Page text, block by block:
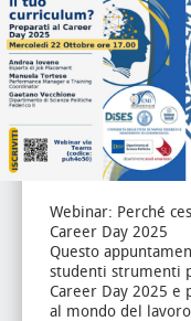
Webinar: Perché
Career Day 2025
Questo
studenti strumenti
Career Day 2025
al mondo del